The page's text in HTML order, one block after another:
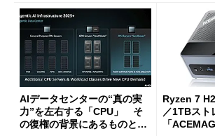
AIデータセンターの“真の実
力”を左右する「CPU」 そ
の復権の背景にあるものと
Ryzen 7
／1TBスト
「